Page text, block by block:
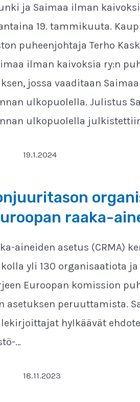
ja Saimaa ilman
19. tammikuuta.
puheenjohtaja Terho
ilman kaivoksia ry:n
jossa vaaditaan
ulkopuolella. Julistus
ulkopuolella
19.1.2024
raaka-
aineiden asetus (CRMA)
yli 130 organisaatiota
Euroopan komission
asetuksen peruuttamista.
hylkäävät
…
18.11.2023